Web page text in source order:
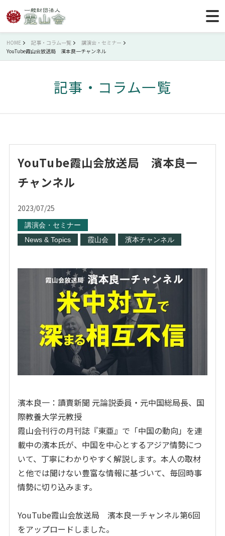
HOME 記事・コラム一覧
講演会・セミナー
YouTube霞山会放送局 濱本良一チャンネル
記事・コラム一覧
YouTube霞山会放送局 濱本良一
チャンネル
2023/07/25
講演会・セミナー
News & Topics
霞山会 濱本チャンネル
濱本良一：讀賣新聞 元論説委員・元中国総局長、国
際教養大学元教授
霞山会刊行の月刊誌『東亜』で「中国の動向」を連
載中の濱本氏が、中国を中心とするアジア情勢につ
いて、丁寧にわかりやすく解説します。本人の取材
と他では聞けない豊富な情報に基づいて、毎回時事
情勢に切り込みます。
YouTube霞山会放送局 濱本良一チャンネル第6回
をアップロードしました。